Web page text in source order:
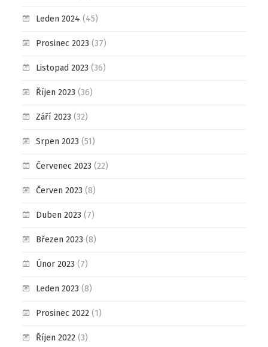
Leden 2024 (45)
Prosinec 2023 (37)
Listopad 2023 (36)
Říjen 2023 (36)
Září 2023 (32)
Srpen 2023 (51)
Červenec 2023 (22)
Červen 2023 (8)
Duben 2023 (7)
Březen 2023 (8)
Únor 2023 (7)
Leden 2023 (8)
Prosinec 2022(1)
Říjen 2022(3)